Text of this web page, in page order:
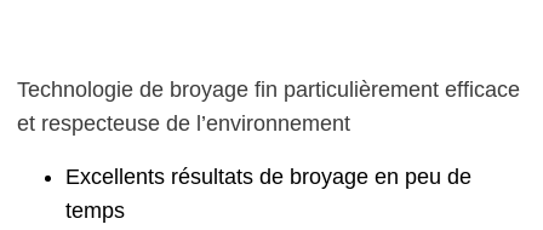
Technologie de broyage fin particulièrement efficace
et respecteuse de l’environnement
Excellents résultats de broyage en peu de
temps